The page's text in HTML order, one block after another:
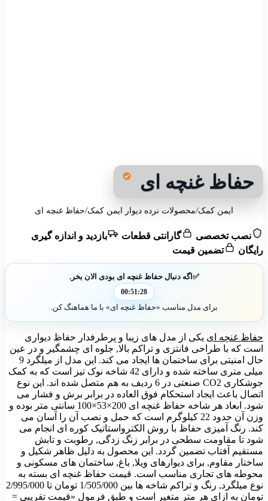
حفاظ غنچه ای
ایمن کمک/محصولات نرده دیوار ایمن کمک/حفاظ غنچه ای
نصب تخصصی گارانتی قطعات
بازدید و اندازه گیری
رایگان
تضمین قیمت
00:51:27
✅ اگه دنبال حفاظ غنچه ای بودی الان بخر.
برای مدل مناسب «حفاظ غنچه ای» با ما هماهنگ کن.
حفاظ غنچه ای یکی از مدل های زیبا و پرطرفدار حفاظ دیواری
است که با طراحی فانتزی و تراکم بالا, جلوه ای چشمگیر و در عین
حال امنیتی برای ساختمان ها ایجاد می کند. این مدل از میلگرد 9
میلی متری ساخته شده و دارای 42 شاخه نوک تیز است که به کمک
جوشکاری CO2 صنعتی در 6 ردیف به هم متصل شده اند. این نوع
اتصال باعث ایجاد استحکام فوق العاده در برابر برش و فشار می
شود. ابعاد هر شاخه حفاظ غنچه ای 200×53×100 سانتی متر بوده و
وزن آن حدود 22 کیلوگرم است که حمل و نصب آن را آسان می
کند. رنگ آمیزی حفاظ با روش الکترواستاتیک کوره ای انجام می
شود تا مقاومت سطحی در برابر زنگ زدگی, رطوبت و تابش
مستقیم آفتاب تضمین گردد. این محصول به دلیل ظاهر شکیل و
ساختار مقاوم, برای دیوارهای ویلا, باغ, ساختمان های مسکونی و
محوطه های تجاری مناسب است. قیمت حفاظ غنچه ای بسته به
نوع میلگرد, رنگ و تراکم شاخه ها بین 1/505/000 تومان تا 2/995/000
تومان به ازای هر متر متغیر است و طبق فرمول «قیمت تقریبی =